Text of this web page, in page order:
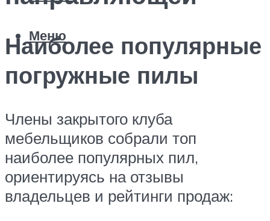
Меню
Наиболее популярные
погружные пилы
Члены закрытого клуба
мебельщиков собрали топ
наиболее популярных пил,
ориентируясь на отзывы
владельцев и рейтинги продаж: